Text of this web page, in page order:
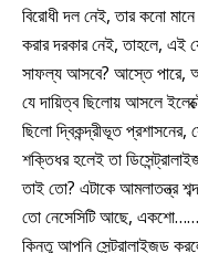
বিরোধী দল নেই, তার কনো
করার দরকার নেই, তাহলে, এই
সাফল্য আসবে? আস্তে পারে,
যে দায়িত্ব ছিলোয় আসলে
ছিলো দ্বিকন্দ্রীভূত
শক্তিধর হলেই তা
তাই তো? এটাকে আমলাতন্ত্র
তো নেসেসিটি আছে,
কিন্তু আপনি সেন্ট্রালাইজড